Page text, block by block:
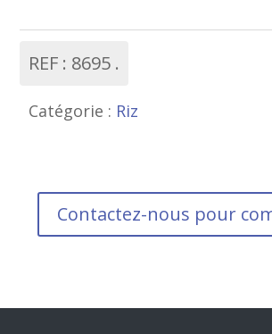
REF : 8695
Catégorie : Riz
Contactez-nous pour